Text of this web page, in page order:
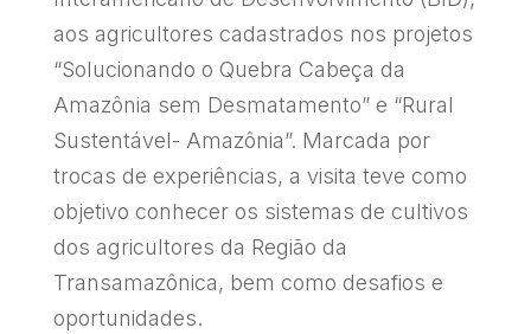
aos agricultores cadastrados nos projetos
“Solucionando o Quebra Cabeça da
Amazônia sem Desmatamento” e “Rural
Sustentável- Amazônia”. Marcada por
trocas de experiências, a visita teve como
objetivo conhecer os sistemas de cultivos
dos agricultores da Região da
Transamazônica, bem como desafios e
oportunidades.